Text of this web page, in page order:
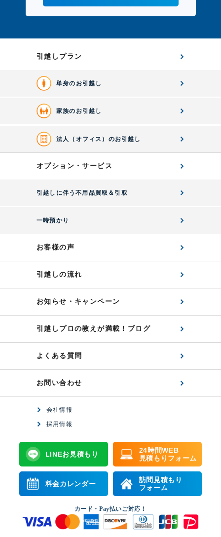
引越しプラン
単身のお引越し
家族のお引越し
法人（オフィス）のお引越し
オプション・サービス
引越しに伴う不用品買取＆引取
一時預かり
お客様の声
引越しの流れ
お知らせ・キャンペーン
引越しプロの教えが満載！ブログ
よくある質問
お問い合わせ
会社情報
採用情報
LINEお見積もり
24時間WEB
見積もりフォーム
料金カレンダー
訪問見積もり
フォーム
カード・Pay払いご対応！